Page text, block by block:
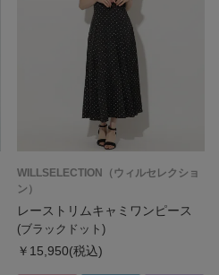
WILLSELECTION（ウィルセレクショ
ン）
レーストリムキャミワンピース
(ブラックドット)
￥15,950(税込)